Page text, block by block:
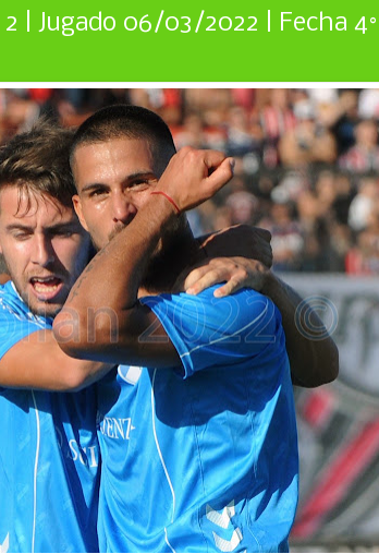
| Jugado 06/03/2022 | Fecha 4° |